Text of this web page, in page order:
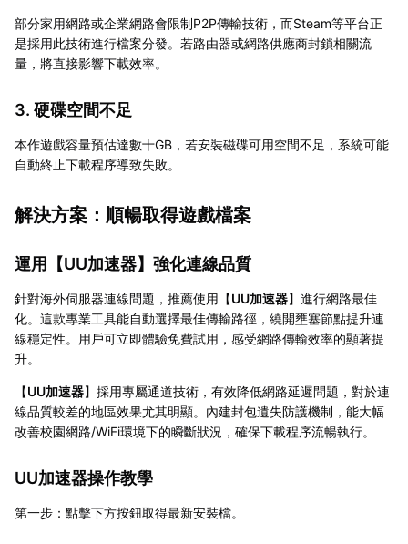
部分家用網路或企業網路會限制P2P傳輸技術，而Steam等平台正
是採用此技術進行檔案分發。若路由器或網路供應商封鎖相關流
量，將直接影響下載效率。
3. 硬碟空間不足
本作遊戲容量預估達數十GB，若安裝磁碟可用空間不足，系統可能
自動終止下載程序導致失敗。
解決方案：順暢取得遊戲檔案
運用【UU加速器】強化連線品質
針對海外伺服器連線問題，推薦使用【UU加速器】進行網路最佳
化。這款專業工具能自動選擇最佳傳輸路徑，繞開壅塞節點提升連
線穩定性。用戶可立即體驗免費試用，感受網路傳輸效率的顯著提
升。
【UU加速器】採用專屬通道技術，有效降低網路延遲問題，對於連
線品質較差的地區效果尤其明顯。內建封包遺失防護機制，能大幅
改善校園網路/WiFi環境下的瞬斷狀況，確保下載程序流暢執行。
UU加速器操作教學
第一步：點擊下方按鈕取得最新安裝檔。